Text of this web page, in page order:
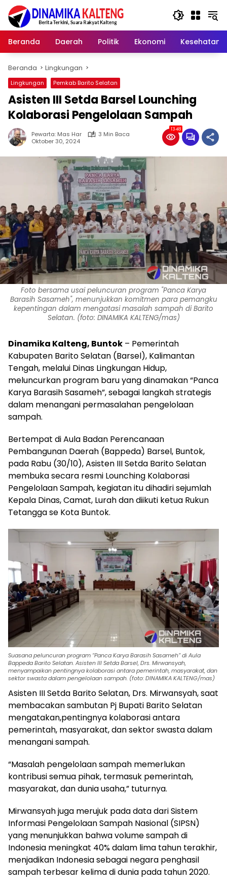
Langsung
konten
Beranda
Daerah Politik Ekonomi Kesehatan
Beranda Lingkungan
Lingkungan Pemkab Barito Selatan
Asisten III Setda Barsel Lounching
Kolaborasi Pengelolaan Sampah
Pewarta: Mas Har
3 Min Baca
Oktober 30, 2024
1348
Foto bersama usai peluncuran program "Panca Karya
Barasih Sasameh", menunjukkan komitmen para pemangku
kepentingan dalam mengatasi masalah sampah di Barito
Selatan. (foto: DINAMIKA KALTENG/mas)
Dinamika Kalteng, Buntok – Pemerintah
Kabupaten Barito Selatan (Barsel), Kalimantan
Tengah, melalui Dinas Lingkungan Hidup,
meluncurkan program baru yang dinamakan “Panca
Karya Barasih Sasameh”, sebagai langkah strategis
dalam menangani permasalahan pengelolaan
sampah.
Bertempat di Aula Badan Perencanaan
Pembangunan Daerah (Bappeda) Barsel, Buntok,
pada Rabu (30/10), Asisten III Setda Barito Selatan
membuka secara resmi Lounching Kolaborasi
Pengelolaan Sampah, kegiatan itu dihadiri sejumlah
Kepala Dinas, Camat, Lurah dan diikuti ketua Rukun
Tetangga se Kota Buntok.
Suasana peluncuran program “Panca Karya Barasih Sasameh” di Aula
Bappeda Barito Selatan. Asisten III Setda Barsel, Drs. Mirwansyah,
menyampaikan pentingnya kolaborasi antara pemerintah, masyarakat, dan
sektor swasta dalam pengelolaan sampah. (foto: DINAMIKA KALTENG/mas)
Asisten III Setda Barito Selatan, Drs. Mirwansyah, saat
membacakan sambutan Pj Bupati Barito Selatan
mengatakan,pentingnya kolaborasi antara
pemerintah, masyarakat, dan sektor swasta dalam
menangani sampah.
“Masalah pengelolaan sampah memerlukan
kontribusi semua pihak, termasuk pemerintah,
masyarakat, dan dunia usaha,” tuturnya.
Mirwansyah juga merujuk pada data dari Sistem
Informasi Pengelolaan Sampah Nasional (SIPSN)
yang menunjukkan bahwa volume sampah di
Indonesia meningkat 40% dalam lima tahun terakhir,
menjadikan Indonesia sebagai negara penghasil
sampah terbesar kelima di dunia pada tahun 2020.